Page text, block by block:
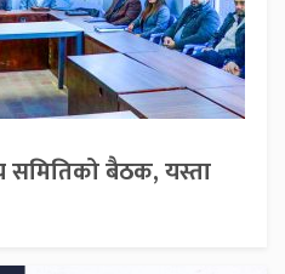
समितिको बैठक, यस्ता